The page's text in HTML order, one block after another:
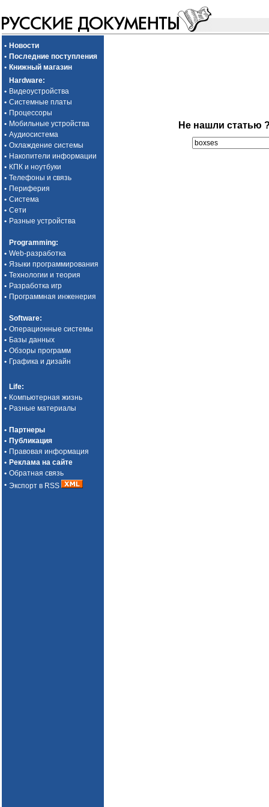
• Новости
• Последние поступления
• Книжный магазин
Hardware:
• Видеоустройства
• Системные платы
• Процессоры
• Мобильные устройства
• Аудиосистема
• Охлаждение системы
• Накопители информации
• КПК и ноутбуки
• Телефоны и связь
• Периферия
• Система
• Сети
• Разные устройства
Programming:
• Web-разработка
• Языки программирования
• Технологии и теория
• Разработка игр
• Программная инженерия
Software:
• Операционные системы
• Базы данных
• Обзоры программ
• Графика и дизайн
Life:
• Компьютерная жизнь
• Разные материалы
• Партнеры
• Публикация
• Правовая информация
• Реклама на сайте
• Обратная связь
• Экспорт в RSS
Не нашли статью